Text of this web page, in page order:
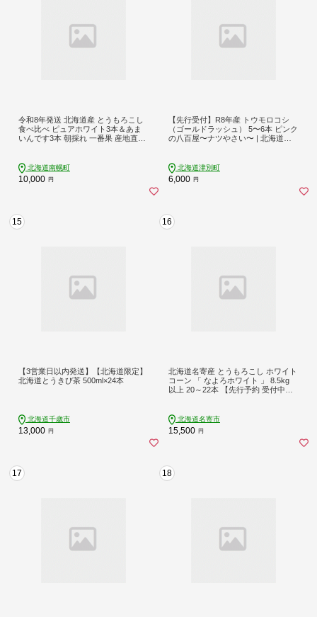
令和8年発送 北海道産 とうもろこし
食べ比べ ピュアホワイト3本＆あま
いんです3本 朝採れ 一番果 産地直送
北海道南幌町
10,000 円
【先行受付】R8年産 トウモロコシ
（ゴールドラッシュ） 5〜6本 ピンク
の八百屋〜ナツやさい〜 | 北海道津
北海道津別町
6,000 円
15
【3営業日以内発送】【北海道限定】
北海道とうきび茶 500ml×24本
北海道千歳市
13,000 円
16
北海道名寄産 とうもろこし ホワイト
コーン 「 なよろホワイト 」 8.5kg
以上 20～22本 【先行予約 受付中】
蔵 高糖度 ピュアホワイト トウモロ
コシ ギフト お中元 コーン---nayoro_l
oc_34_8500g_hp---
北海道名寄市
15,500 円
17 18